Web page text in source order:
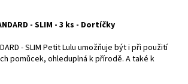
- SLIM - 3 ks - Dortíčky
- SLIM Petit Lulu umožňuje být i při použití
pomůcek, ohleduplná k přírodě. A také k